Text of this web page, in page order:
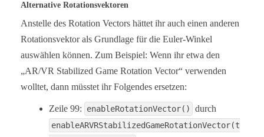
  https://www.sparkfun.com/products/22857
#include <Wire.h>
#include "SparkFun_BNO08x_Arduino_Library.h"
BNO08x myIMU;
// For the most reliable interaction with the
// to use hardware reset control, and to monitor
// The H_INT pin will go low when its okay to talk
Alternative Rotationsvektoren
Anstelle des Rotation Vectors hättet ihr auch einen anderen
Rotationsvektor als Grundlage für die Euler-Winkel
auswählen können. Zum Beispiel: Wenn ihr etwa den
„AR/VR Stabilized Game Rotation Vector“ verwenden
wolltet, dann müsstet ihr Folgendes ersetzen:
Zeile 99: enableRotationVector() durch
enableARVRStabilizedGameRotationVector(t